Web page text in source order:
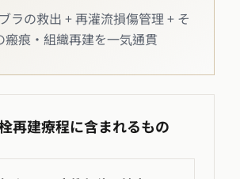
ラの救出 + 再灌流損傷管理 + そ
瘢痕・組織再建を一気通貫
再建療程に含まれるもの